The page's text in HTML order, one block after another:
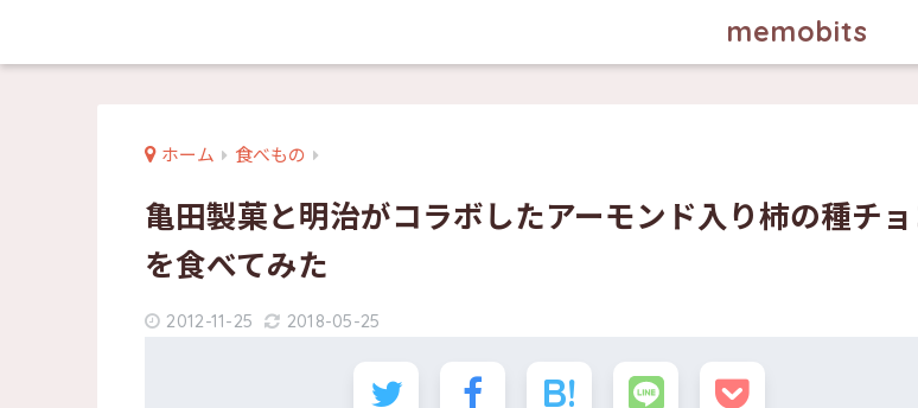
memobits
ホーム 食べもの
亀田製菓と明治がコラボしたアーモンド入り柿の種チ
を食べてみた
2012-11-25 2018-05-25